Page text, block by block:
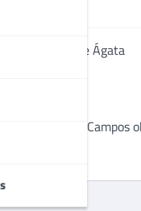
a coragem de Ágata
publicado. Campos